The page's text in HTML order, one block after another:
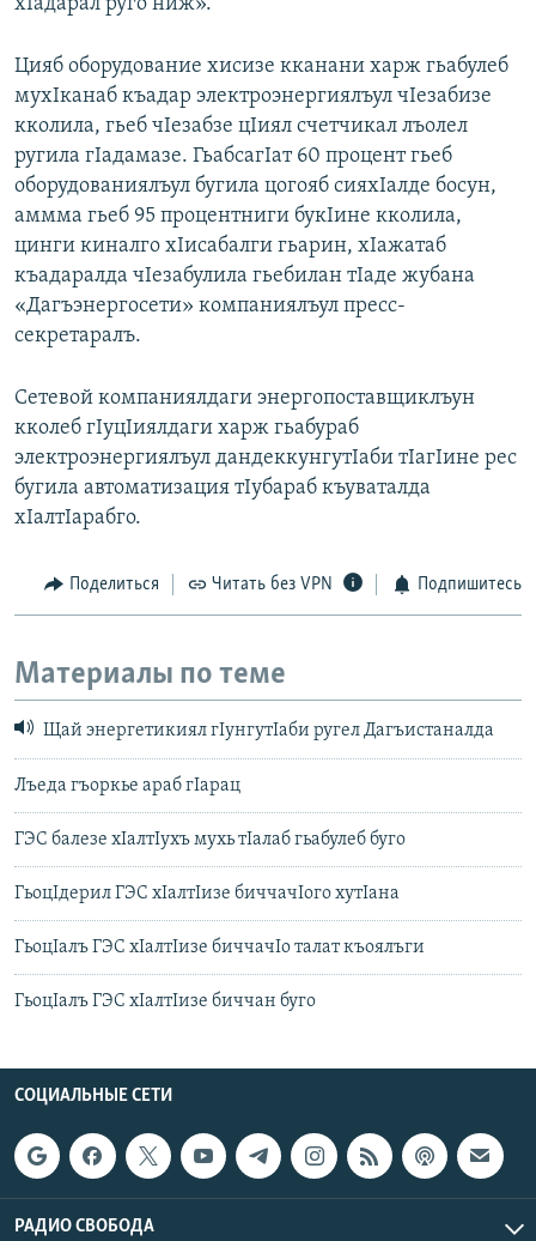
хIадарал руго ниж».
Цияб оборудование хисизе кканани харж гьабулеб
мухIканаб къадар электроэнергиялъул чIезабизе
кколила, гьеб чIезабзе цIиял счетчикал лъолел
ругила гIадамазе. ГьабсагIат 60 процент гьеб
оборудованиялъул бугила цогояб сияхIалде босун,
аммма гьеб 95 процентниги букIине кколила,
цинги киналго хIисабалги гьарин, хIажатаб
къадаралда чIезабулила гьебилан тIаде жубана
«Дагъэнергосети» компаниялъул пресс-
секретаралъ.
Сетевой компаниялдаги энергопоставщиклъун
кколеб гIуцIиялдаги харж гьабураб
электроэнергиялъул дандеккунгутIаби тIагIине рес
бугила автоматизация тIубараб къуваталда
хIалтIарабго.
Поделиться Читать без VPN Подпишитесь
Материалы по теме
Щай энергетикиял гIунгутIаби ругел Дагъистаналда
Лъеда гъоркье араб гIарац
ГЭС балезе хIалтIухъ мухь тIалаб гьабулеб буго
ГьоцIдерил ГЭС хIалтIизе биччачIого хутIана
ГьоцIалъ ГЭС хIалтIизе биччачIо талат къоялъги
ГьоцIалъ ГЭС хIалтIизе биччан буго
СОЦИАЛЬНЫЕ СЕТИ
РАДИО СВОБОДА